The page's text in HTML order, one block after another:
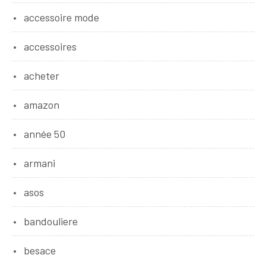
accessoire mode
accessoires
acheter
amazon
année 50
armani
asos
bandouliere
besace